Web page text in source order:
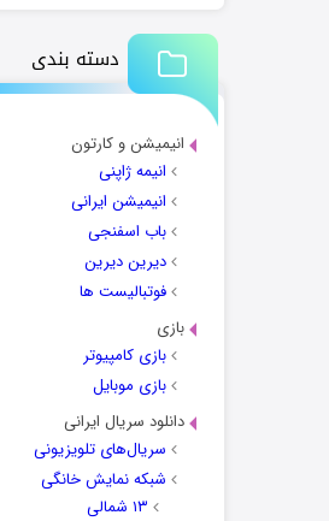
دسته بندی
انیمیشن و کارتون
انیمه ژاپنی
انیمیشن ایرانی
باب اسفنجی
دیرین دیرین
فوتبالیست ها
بازی
بازی کامپیوتر
بازی موبایل
دانلود سریال ایرانی
سریال‌های تلویزیونی
شبکه نمایش خانگی
۱۳ شمالی